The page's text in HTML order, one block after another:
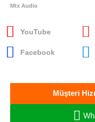
Mtx Audio
YouTube
Facebook
Müşteri